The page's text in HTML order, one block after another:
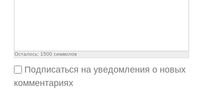
Осталось: 1500 символов
Подписаться на уведомления о новых
комментариях